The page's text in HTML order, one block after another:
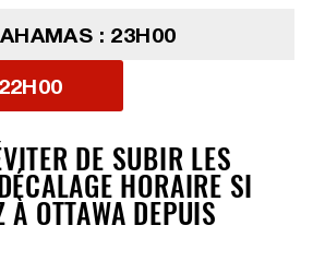
: 23H00
DE SUBIR LES
HORAIRE SI
À OTTAWA DEPUIS